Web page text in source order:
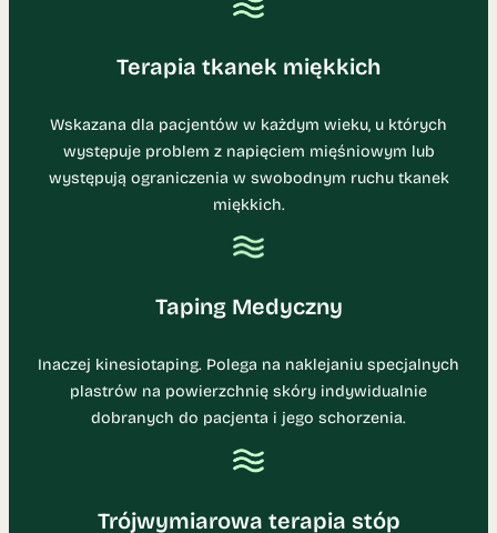
Terapia tkanek miękkich
Wskazana dla pacjentów w każdym wieku, u których
występuje problem z napięciem mięśniowym lub
występują ograniczenia w swobodnym ruchu tkanek
miękkich.
Taping Medyczny
Inaczej kinesiotaping. Polega na naklejaniu specjalnych
plastrów na powierzchnię skóry indywidualnie
dobranych do pacjenta i jego schorzenia.
Trójwymiarowa terapia stóp